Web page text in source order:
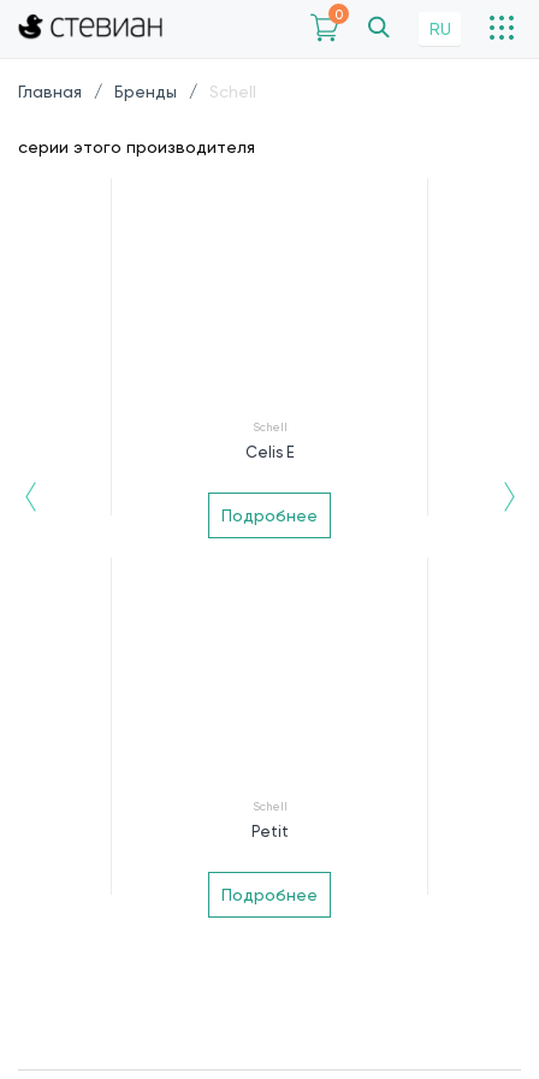
0
RU
Главная Бренды Schell
серии этого производителя
Schell
Celis E
Подробнее
Schell
Petit
Подробнее